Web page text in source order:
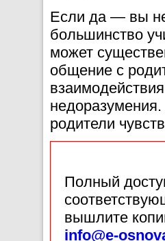
Если да — вы
большинство
может
общение с
родители
Полный
вышлите
info@e-